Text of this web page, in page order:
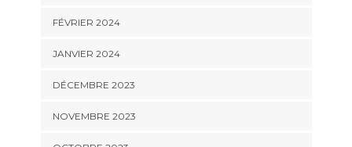
FÉVRIER 2024
JANVIER 2024
DÉCEMBRE 2023
NOVEMBRE 2023